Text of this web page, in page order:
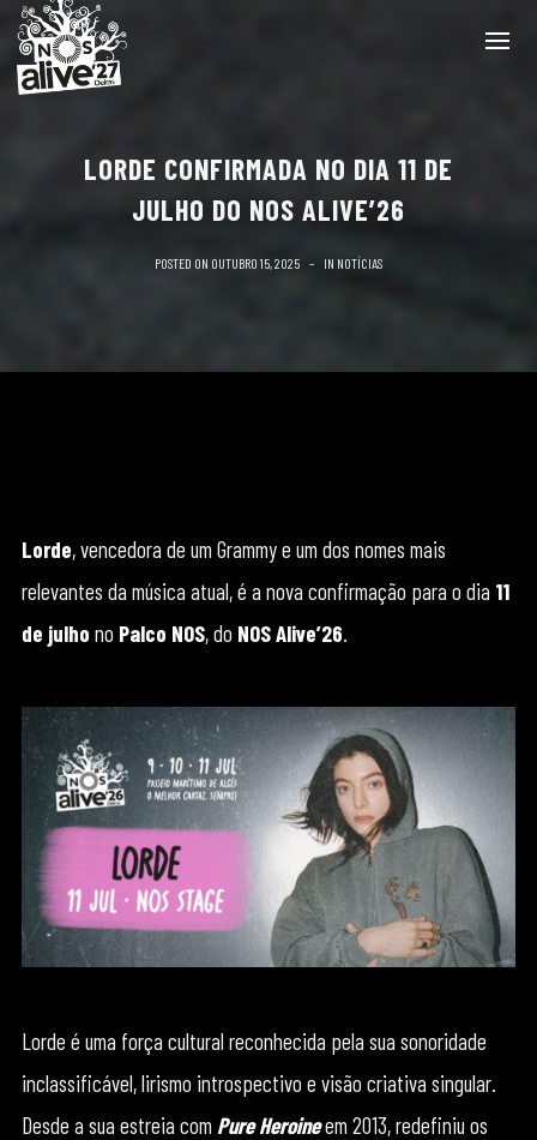
LORDE CONFIRMADA NO DIA 11 DE
JULHO DO NOS ALIVE’26
POSTED ON OUTUBRO 15, 2025 IN NOTÍCIAS
Lorde, vencedora de um Grammy e um dos nomes mais
relevantes da música atual, é a nova confirmação para o dia 11
de julho no Palco NOS, do NOS Alive’26.
Lorde é uma força cultural reconhecida pela sua sonoridade
inclassificável, lirismo introspectivo e visão criativa singular.
Desde a sua estreia com Pure Heroineem 2013, redefiniu os